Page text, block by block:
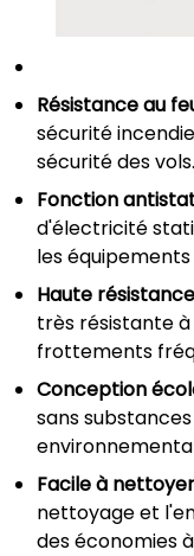
Résistance au
sécurité
sécurité des vols.
Fonction
d'électricité
les
Haute
très résistante
frottements
Conception
sans
Facile à nettoyer
nettoyage et
des économies